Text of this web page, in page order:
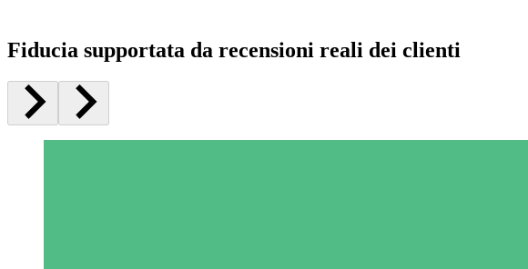
Fiducia supportata da recensioni reali dei clienti